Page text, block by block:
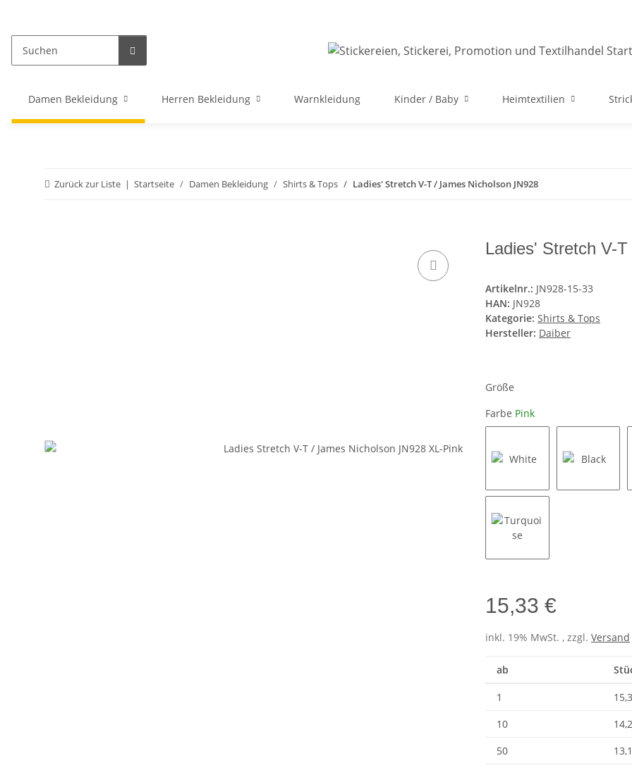
Damen Bekleidung Herren Bekleidung Warnkleidung Kinder / Baby Heimtextilien
Zurück zur Liste Startseite Damen Bekleidung Shirts & Tops Ladies' Stretch V-T / James Nicholson JN928
Ladies' Stretch V-
Artikelnr.: JN928-15-33
HAN: JN928
Kategorie: Shirts & Tops
Hersteller: Daiber
Größe
Farbe Pink
White
15,33 €
inkl. 19% MwSt. , zzgl. Versand
ab
1
10
50